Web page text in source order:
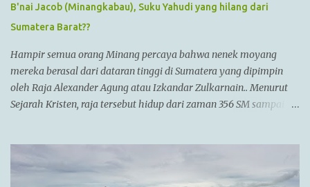
B'nai Jacob (Minangkabau), Suku Yahudi yang hilang dari
Sumatera Barat??
Hampir semua orang Minang percaya bahwa nenek moyang
mereka berasal dari dataran tinggi di Sumatera yang dipimpin
oleh Raja Alexander Agung atau Izkandar Zulkarnain.. Menurut
Sejarah Kristen, raja tersebut hidup dari zaman 356 SM sampai
setiap pertempuran. Di zamannya, dia sudah menguasai